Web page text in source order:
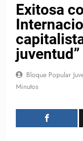
Exitosa
juventud”
Bloque Popular
Minutos